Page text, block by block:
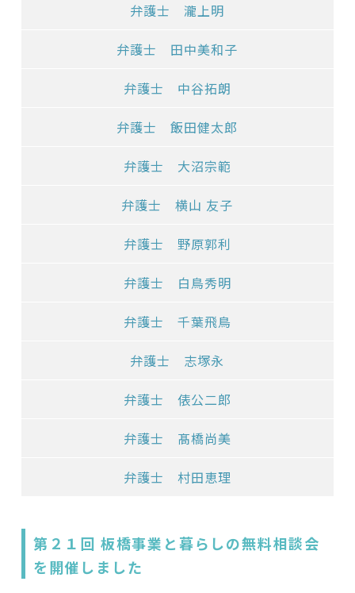
弁護士 瀧上明
弁護士 田中美和子
弁護士 中谷拓朗
弁護士 飯田健太郎
弁護士 大沼宗範
弁護士 横山 友子
弁護士 野原郭利
弁護士 白鳥秀明
弁護士 千葉飛鳥
弁護士 志塚永
弁護士 俵公二郎
弁護士 髙橋尚美
弁護士 村田恵理
第２１回 板橋事業と暮らしの無料相談会
を開催しました